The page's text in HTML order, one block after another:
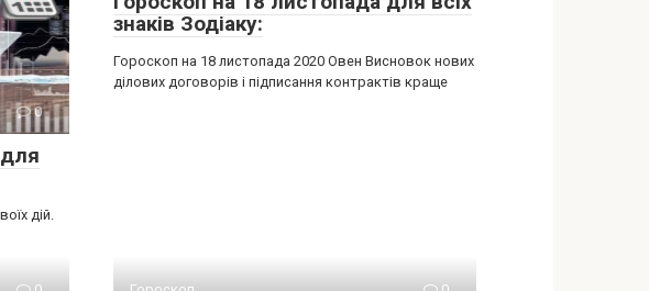
0
дій.
знаків Зодіаку:
Гороскоп на 18 листопада 2020 Овен Висновок нових
ділових договорів і підписання контрактів краще